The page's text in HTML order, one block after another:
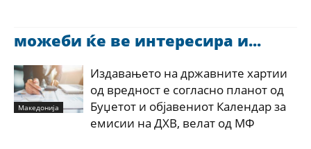
можеби ќе ве интересира и...
Македонија
Издавањето на државните хартии
од вредност е согласно планот од
Буџетот и објавениот Календар за
емисии на ДХВ, велат од МФ